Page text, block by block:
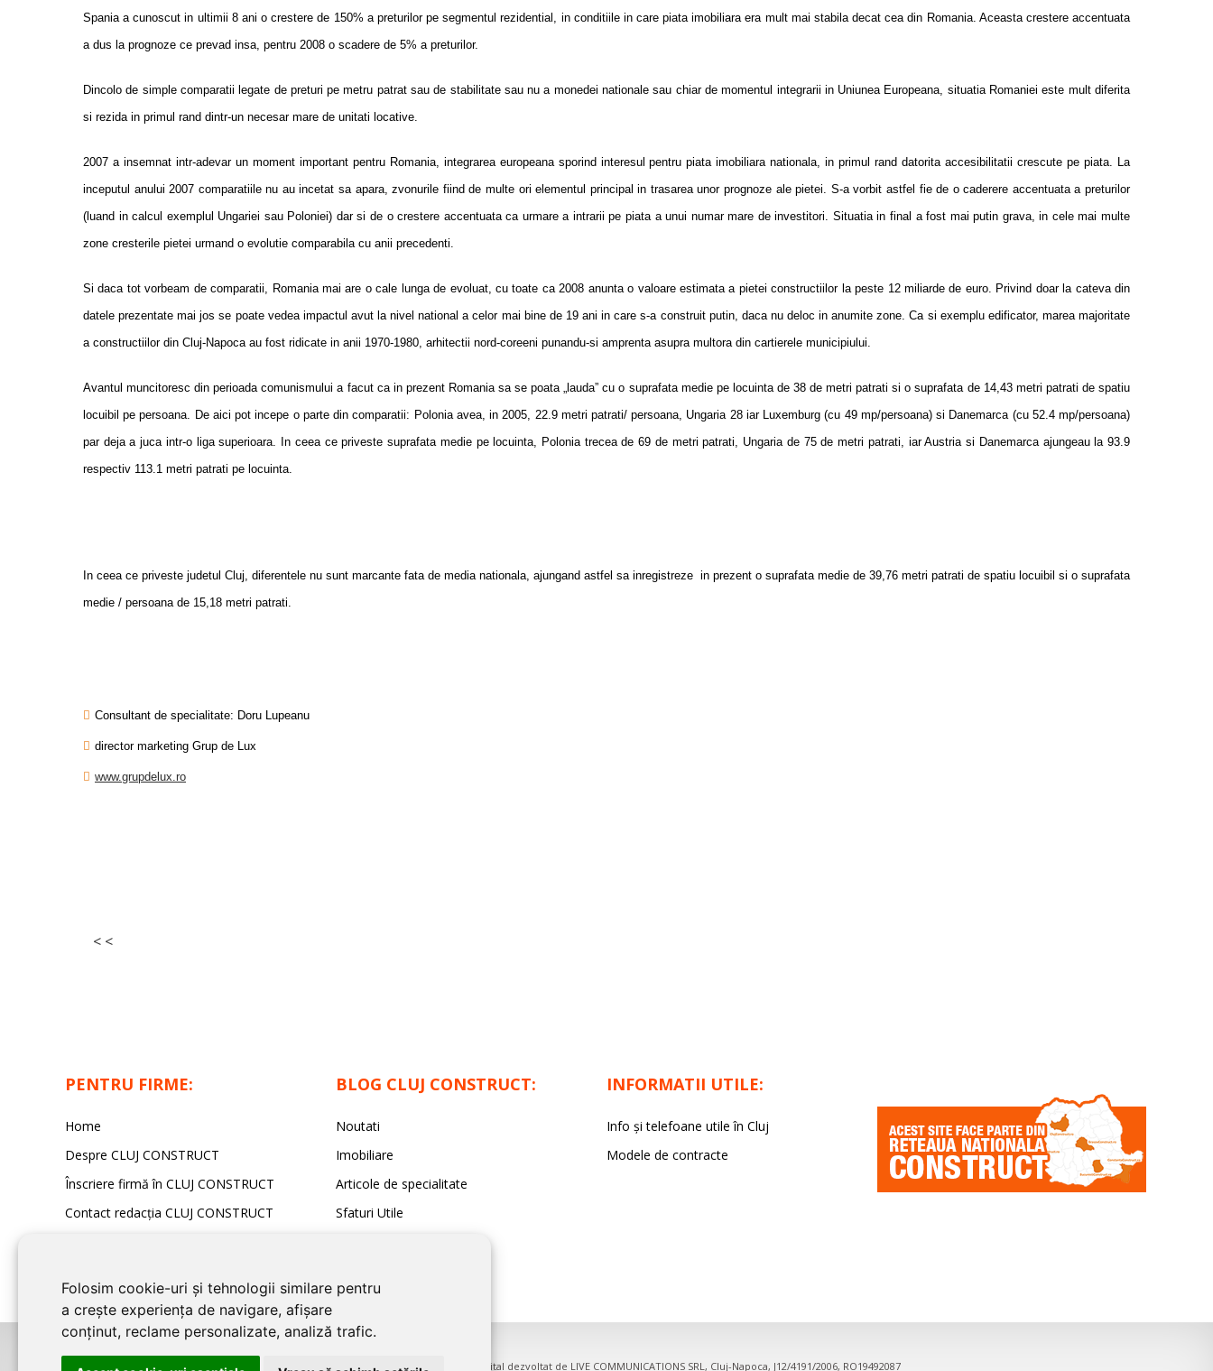
Folosim cookie-uri și tehnologii similare pentru
a crește experiența de navigare, afișare
conținut, reclame personalizate, analiză trafic.
Spania a cunoscut in ultimii 8 ani o crestere de 150% a preturilor pe segmentul rezidential, in conditiile in care piata imobiliara era mult mai stabila decat cea din Romania. Aceasta crestere accentuata
a dus la prognoze ce prevad insa, pentru 2008 o scadere de 5% a preturilor.
Dincolo de simple comparatii legate de preturi pe metru patrat sau de stabilitate sau nu a monedei nationale sau chiar de momentul integrarii in Uniunea Europeana, situatia Romaniei este mult diferita
si rezida in primul rand dintr-un necesar mare de unitati locative.
2007 a insemnat intr-adevar un moment important pentru Romania, integrarea europeana sporind interesul pentru piata imobiliara nationala, in primul rand datorita accesibilitatii crescute pe piata. La
inceputul anului 2007 comparatiile nu au incetat sa apara, zvonurile fiind de multe ori elementul principal in trasarea unor prognoze ale pietei. S-a vorbit astfel fie de o caderere accentuata a preturilor
(luand in calcul exemplul Ungariei sau Poloniei) dar si de o crestere accentuata ca urmare a intrarii pe piata a unui numar mare de investitori. Situatia in final a fost mai putin grava, in cele mai multe
zone cresterile pietei urmand o evolutie comparabila cu anii precedenti.
Si daca tot vorbeam de comparatii, Romania mai are o cale lunga de evoluat, cu toate ca 2008 anunta o valoare estimata a pietei constructiilor la peste 12 miliarde de euro. Privind doar la cateva din
datele prezentate mai jos se poate vedea impactul avut la nivel national a celor mai bine de 19 ani in care s-a construit putin, daca nu deloc in anumite zone. Ca si exemplu edificator, marea majoritate
a constructiilor din Cluj-Napocaau fost ridicate in anii 1970-1980, arhitectii nord-coreeni punandu-si amprenta asupra multora din cartierele municipiului.
Avantul muncitoresc din perioada comunismului a facut ca in prezent Romania sa se poata „lauda” cu o suprafata medie pe locuinta de 38 de metri patrati si o suprafata de 14,43 metri patrati de spatiu
locuibil pe persoana. De aici pot incepe o parte din comparatii: Polonia avea, in 2005, 22.9 metri patrati/ persoana, Ungaria 28 iar Luxemburg (cu 49 mp/persoana) si Danemarca (cu 52.4 mp/persoana)
par deja a juca intr-o liga superioara. In ceea ce priveste suprafata medie pe locuinta, Polonia trecea de 69 de metri patrati, Ungaria de 75 de metri patrati, iar Austria si Danemarca ajungeau la 93.9
respectiv 113.1 metri patrati pe locuinta.
In ceea ce priveste judetul Cluj, diferentele nu sunt marcante fata de media nationala, ajungand astfel sa inregistreze in prezent o suprafata medie de 39,76 metri patrati de spatiu locuibil si o suprafata
medie / persoana de 15,18 metri patrati.
Consultant de specialitate: Doru Lupeanu
director marketing Grup de Lux
www.grupdelux.ro
< <
PENTRU FIRME:
Home
Despre CLUJ CONSTRUCT
Înscriere firmă în CLUJ CONSTRUCT
Contact redacția CLUJ CONSTRUCT
BLOG CLUJ CONSTRUCT:
Noutati
Imobiliare
Articole de specialitate
Sfaturi Utile
INFORMATII UTILE:
Info și telefoane utile în Cluj
Modele de contracte
©2026 CLUJ CONSTRUCT este un serviciu de promovare online pentru firme. Proiect digital dezvoltat de LIVE COMMUNICATIONS SRL, Cluj-Napoca, J12/4191/2006, RO19492087